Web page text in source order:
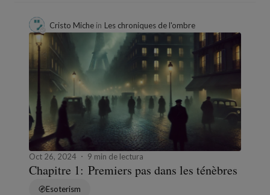
Cristo Miche in Les chroniques de l'ombre
Oct 26, 2024 9 min de lectura
Chapitre 1: Premiers pas dans les ténèbres
Esoterism